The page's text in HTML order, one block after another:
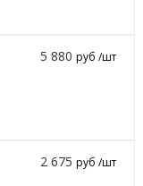
5 880руб /шт
2 675руб /шт